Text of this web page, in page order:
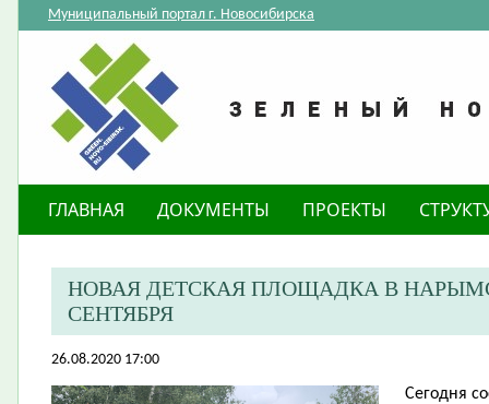
Муниципальный портал г. Новосибирска
ГЛАВНАЯ ДОКУМЕНТЫ ПРОЕКТЫ
НОВАЯ ДЕТСКАЯ ПЛОЩАДКА В
СЕНТЯБРЯ
26.08.2020 17:00
Сегодня